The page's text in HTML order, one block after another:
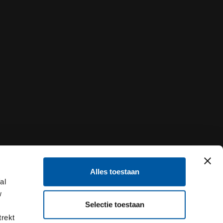
Alles toestaan
Selectie toestaan